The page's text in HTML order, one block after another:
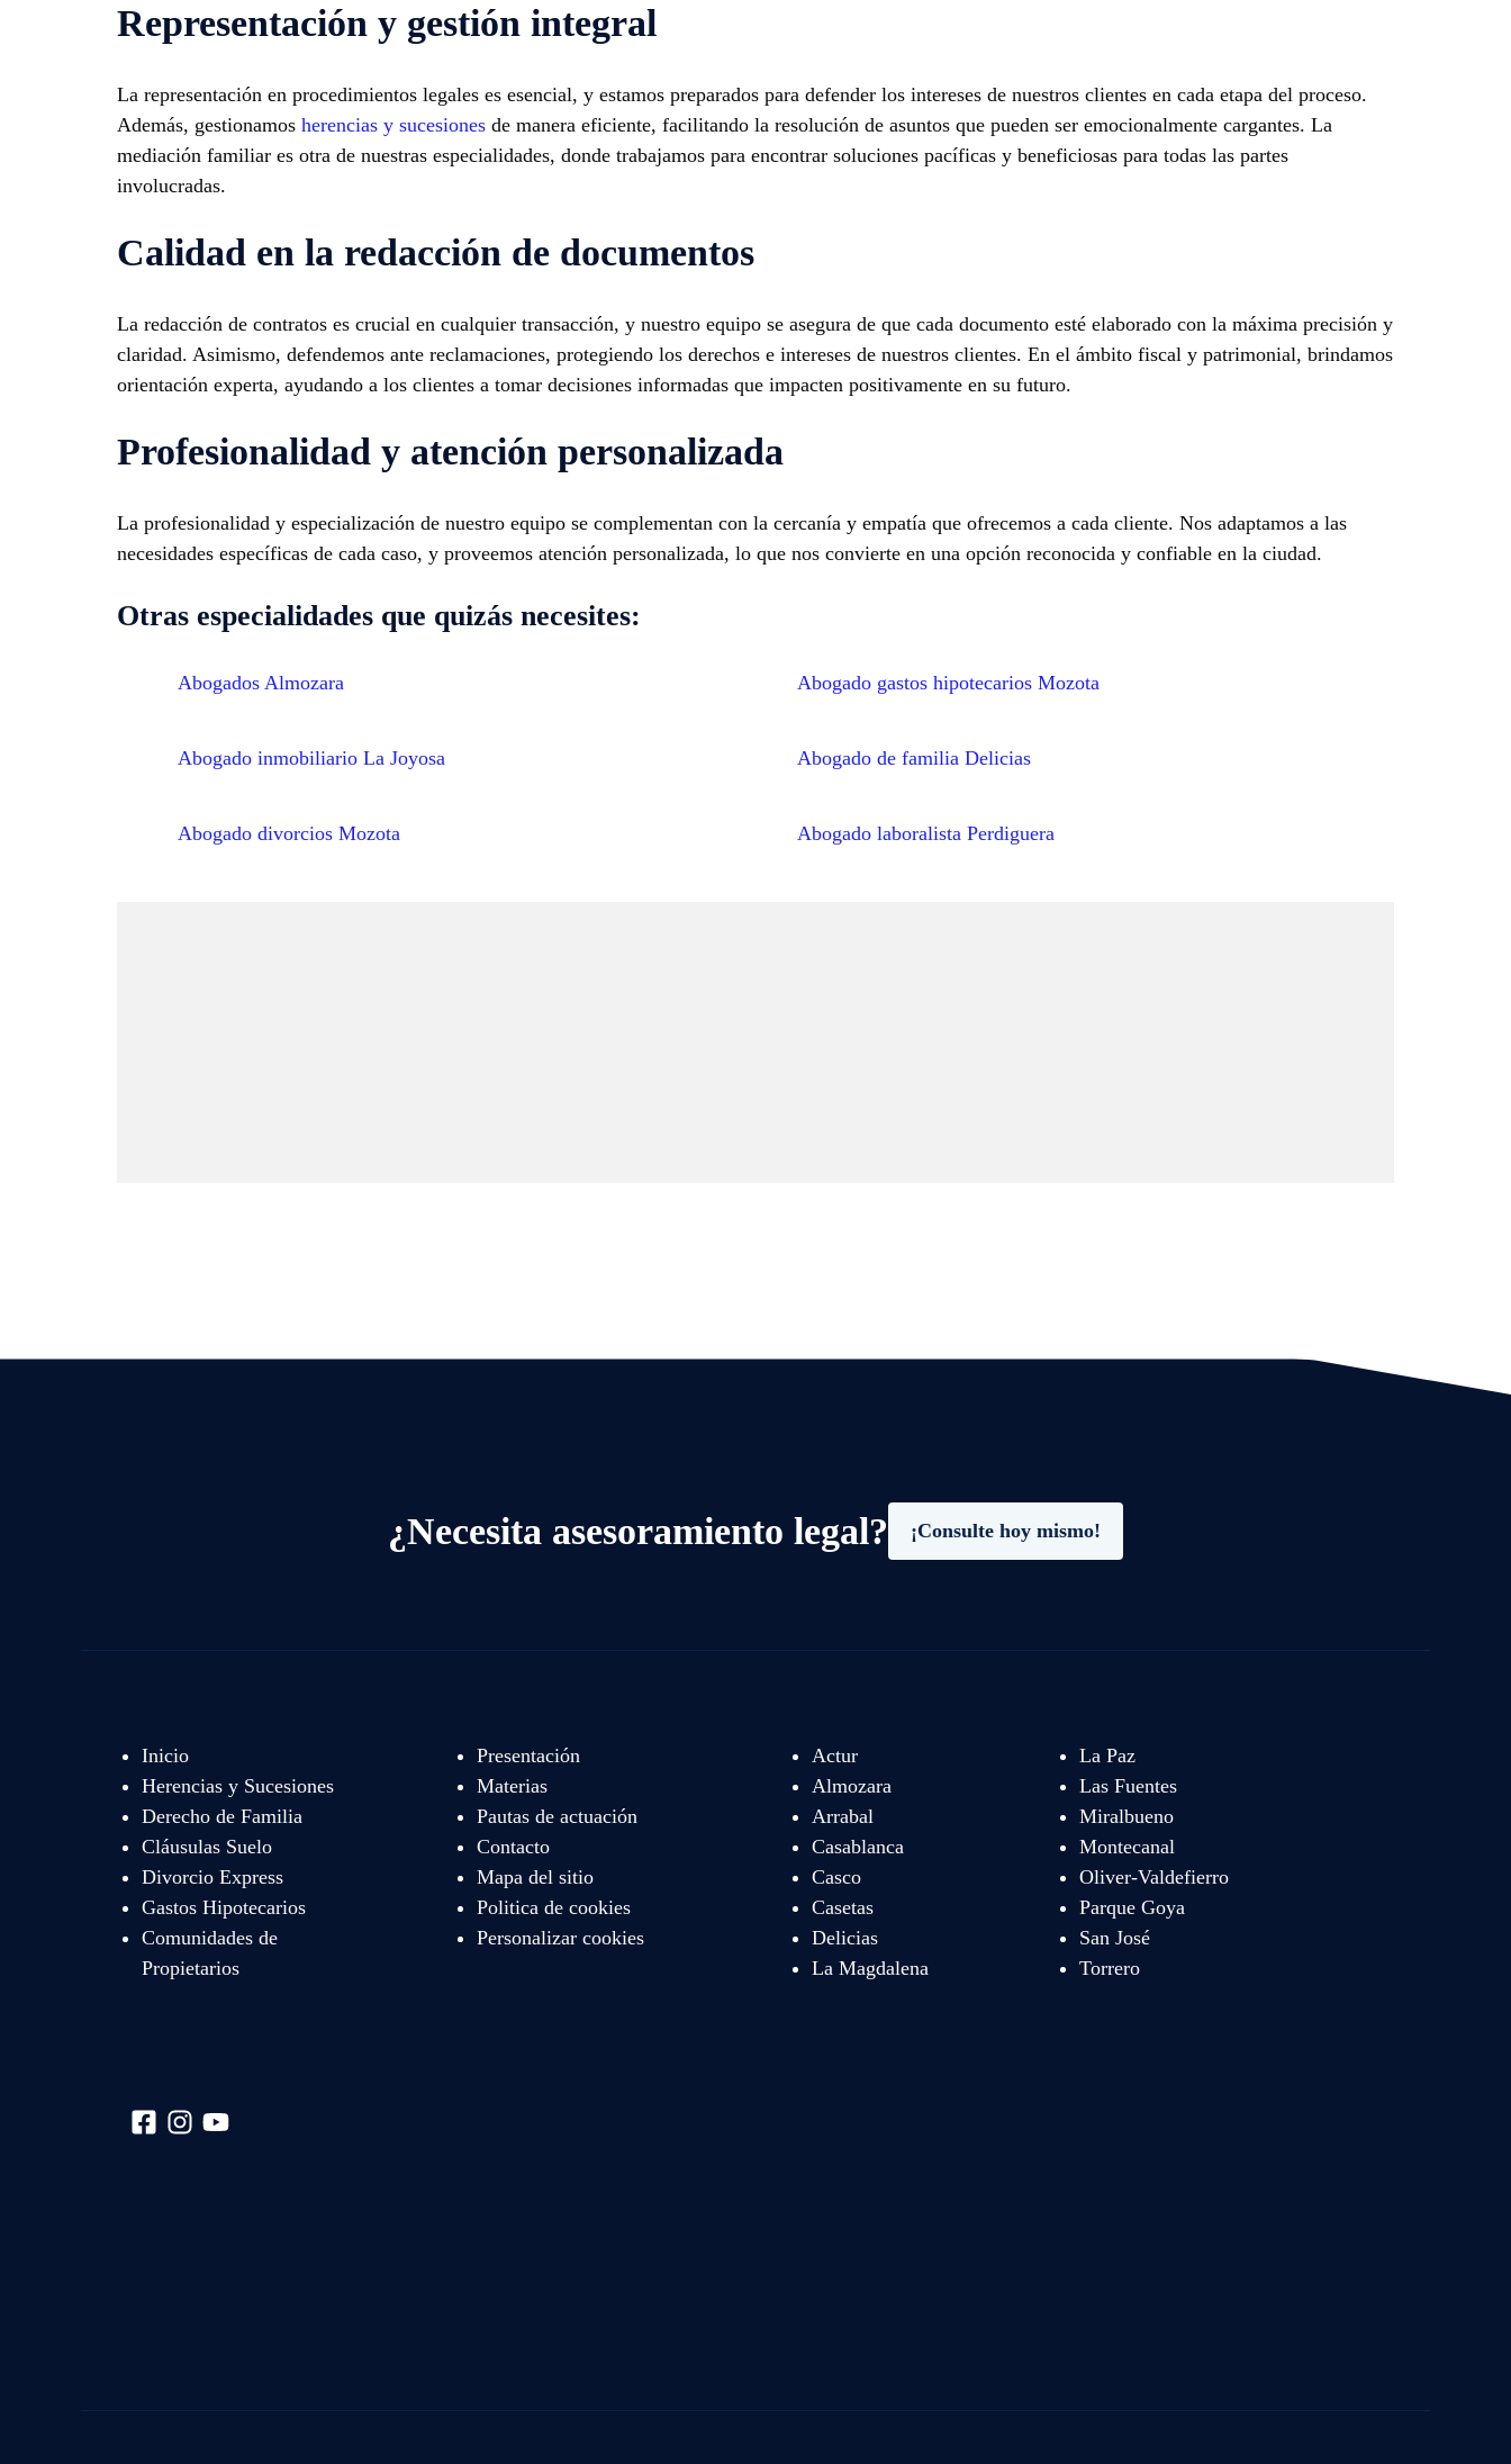
Representación y gestión integral
La representación en procedimientos legales es esencial, y estamos preparados para defender los intereses de nuestros clientes en cada etapa del proceso.
Además, gestionamos herencias y sucesiones de manera eficiente, facilitando la resolución de asuntos que pueden ser emocionalmente cargantes. La
mediación familiar es otra de nuestras especialidades, donde trabajamos para encontrar soluciones pacíficas y beneficiosas para todas las partes
involucradas.
Calidad en la redacción de documentos
La redacción de contratos es crucial en cualquier transacción, y nuestro equipo se asegura de que cada documento esté elaborado con la máxima precisión y
claridad. Asimismo, defendemos ante reclamaciones, protegiendo los derechos e intereses de nuestros clientes. En el ámbito fiscal y patrimonial, brindamos
orientación experta, ayudando a los clientes a tomar decisiones informadas que impacten positivamente en su futuro.
Profesionalidad y atención personalizada
La profesionalidad y especialización de nuestro equipo se complementan con la cercanía y empatía que ofrecemos a cada cliente. Nos adaptamos a las
necesidades específicas de cada caso, y proveemos atención personalizada, lo que nos convierte en una opción reconocida y confiable en la ciudad.
Otras especialidades que quizás necesites:
Abogados Almozara Abogado gastos hipotecarios Mozota
Abogado inmobiliario La Joyosa Abogado de familia Delicias
Abogado divorcios Mozota Abogado laboralista Perdiguera
¿Necesita asesoramiento legal? ¡Consulte hoy mismo!
Inicio
Herencias y Sucesiones
Derecho de Familia
Cláusulas Suelo
Divorcio Express
Gastos Hipotecarios
Comunidades de
Propietarios
Presentación
Materias
Pautas de actuación
Contacto
Mapa del sitio
Politica de cookies
Personalizar cookies
Actur
Almozara
Arrabal
Casablanca
Casco
Casetas
Delicias
La Magdalena
La Paz
Las Fuentes
Miralbueno
Montecanal
Oliver-Valdefierro
Parque Goya
San José
Torrero